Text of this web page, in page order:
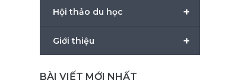
+
Hội thảo du học
+
Giới thiệu
BÀI VIẾT MỚI NHẤT